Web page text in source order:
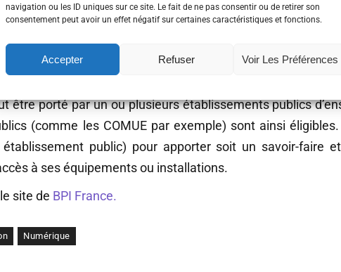
navigation ou les ID uniques sur ce site. Le fait de ne pas consentir ou de retirer son
consentement peut avoir un effet négatif sur certaines caractéristiques et fonctions.
Accepter Refuser Voir Les Préférences
une dizaine de projets. Il est doté d’une enveloppe
?
être porté par un ou plusieurs établissements publics
(comme les COMUE par exemple) sont ainsi
public) pour apporter soit un savoir-faire
à ses équipements ou installations.
site de BPI France.
Numérique